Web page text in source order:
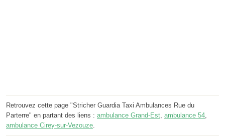
Retrouvez cette page "Stricher Guardia Taxi Ambulances Rue du
Parterre" en partant des liens : ambulance Grand-Est ambulance 54
ambulance Cirey-sur-Vezouze